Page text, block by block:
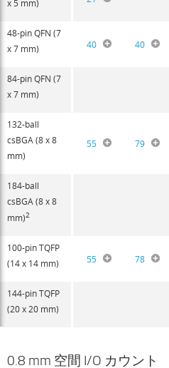
x 5 mm)
48-pin QFN (7
x 7 mm)
40 40
84-pin QFN (7
x 7 mm)
132-ball
csBGA (8 x 8
mm)
55 79
184-ball
csBGA (8 x 8
mm)2
100-pin TQFP
(14 x 14 mm)
55 78
144-pin TQFP
(20 x 20 mm)
0.8 mm 空間 I/O カウント